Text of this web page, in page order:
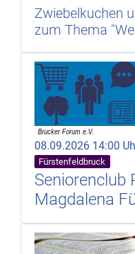
Zwiebelkuchen
zum Thema
08.09.2026 14:00
Fürstenfeldbruck
Seniorenclub
Magdalena